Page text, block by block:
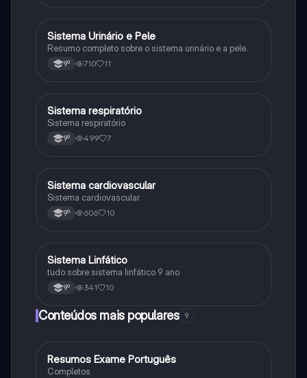
Ciências Naturais
Sistema Urinário e Pele
Resumo completo sobre o sistema urinário e a pele.
9º 710 11
Ciências Naturais
Sistema respiratório
Sistema respiratório
9º 499 7
Ciências Naturais
Sistema cardiovascular
Sistema cardiovascular
9º 606 10
Ciências Naturais
Sistema Linfático
tudo sobre sistema linfático 9 ano
9º 341 10
Conteúdos mais populares 9
Português
Resumos Exame Português
Completos